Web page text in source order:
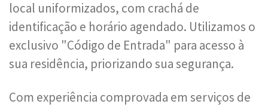
local uniformizados, com crachá de
identificação e horário agendado. Utilizamos o
exclusivo "Código de Entrada" para acesso à
sua residência, priorizando sua segurança.
Com experiência comprovada em serviços de